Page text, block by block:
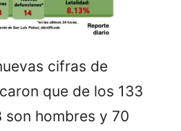
cifras de
que de los 133
son hombres y 70